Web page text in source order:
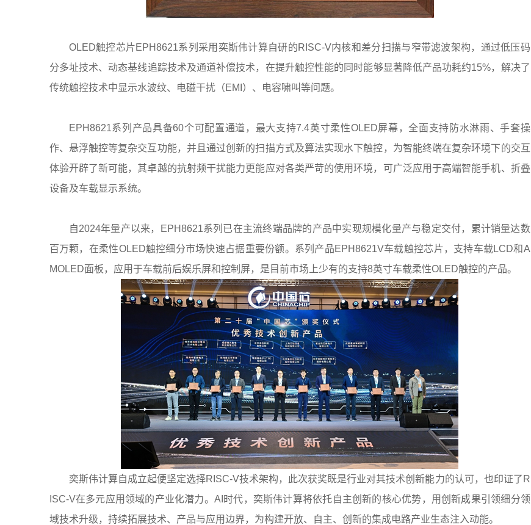
OLED触控芯片EPH8621系列采用奕斯伟计算自研的RISC-V内核和差分扫描与窄带滤波架构，通过低压码
分多址技术、动态基线追踪技术及通道补偿技术，在提升触控性能的同时能够显著降低产品功耗约15%，解决了
传统触控技术中显示水波纹、电磁干扰（EMI）、电容啸叫等问题。
EPH8621系列产品具备60个可配置通道，最大支持7.4英寸柔性OLED屏幕，全面支持防水淋雨、手套操
作、悬浮触控等复杂交互功能，并且通过创新的扫描方式及算法实现水下触控，为智能终端在复杂环境下的交互
体验开辟了新可能，其卓越的抗射频干扰能力更能应对各类严苛的使用环境，可广泛应用于高端智能手机、折叠
设备及车载显示系统。
自2024年量产以来，EPH8621系列已在主流终端品牌的产品中实现规模化量产与稳定交付，累计销量达数
百万颗，在柔性OLED触控细分市场快速占据重要份额。系列产品EPH8621V车载触控芯片，支持车载LCD和A
MOLED面板，应用于车载前后娱乐屏和控制屏，是目前市场上少有的支持8英寸车载柔性OLED触控的产品。
奕斯伟计算自成立起便坚定选择RISC-V技术架构，此次获奖既是行业对其技术创新能力的认可，也印证了R
ISC-V在多元应用领域的产业化潜力。AI时代，奕斯伟计算将依托自主创新的核心优势，用创新成果引领细分领
域技术升级，持续拓展技术、产品与应用边界，为构建开放、自主、创新的集成电路产业生态注入动能。